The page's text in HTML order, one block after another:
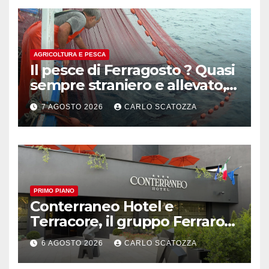
AGRICOLTURA E PESCA
Il pesce di Ferragosto ? Quasi
sempre straniero e allevato,
in sofferenza
7 AGOSTO 2026 CARLO SCATOZZA
PRIMO PIANO
Conterraneo Hotel e
Terracore, il gruppo Ferraro
amplia l’ ospitalità e il gusto
alle porte di Caserta
6 AGOSTO 2026 CARLO SCATOZZA